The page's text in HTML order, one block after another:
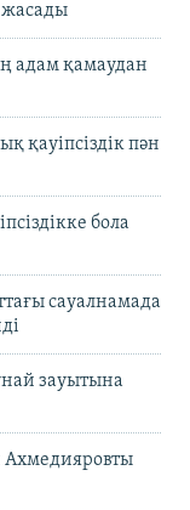
адам қамаудан
қауіпсіздік пән
бола
сауалнамада
зауытына
Ахмедияровты